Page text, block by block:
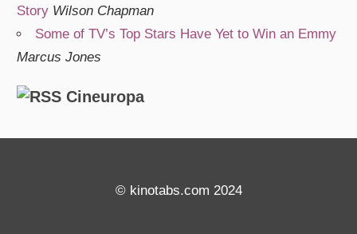
Story Wilson Chapman
Some of TV’s Top Stars Have Yet to Win an Emmy
Marcus Jones
Cineuropa
© kinotabs.com 2024